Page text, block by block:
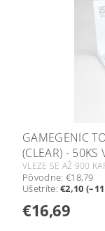
GAMEGENIC
(CLEAR) - 50KS
VLEZE SE AŽ 900
Pôvodne: €18,79
Ušetríte:€2,10
€16,69